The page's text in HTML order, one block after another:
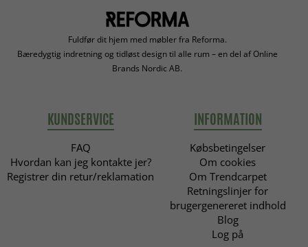
Fuldfør dit hjem med møbler fra Reforma.
Bæredygtig indretning og tidløst design til alle rum – en del af Online
Brands Nordic AB.
KUNDSERVICE
FAQ
Hvordan kan jeg kontakte jer?
Registrer din retur/reklamation
INFORMATION
Købsbetingelser
Om cookies
Om Trendcarpet
Retningslinjer for
brugergenereret indhold
Blog
Log på